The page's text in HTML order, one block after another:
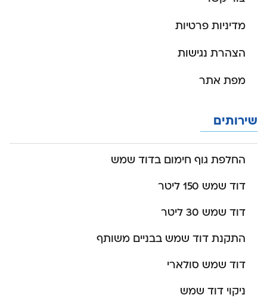
מדיניות פרטיות
הצהרת נגישות
מפת אתר
שירותים
החלפת גוף חימום בדוד שמש
דוד שמש 150 ליטר
דוד שמש 30 ליטר
התקנת דוד שמש בבניים משותף
דוד שמש סולארי
ניקוי דוד שמש